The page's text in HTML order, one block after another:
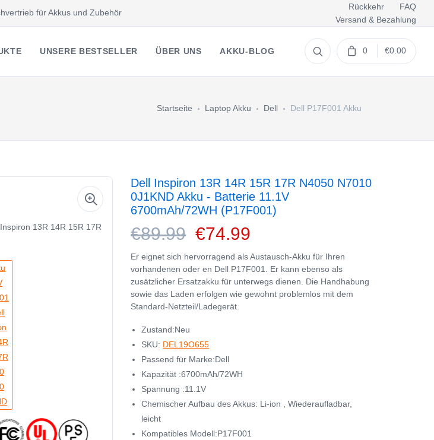
für Akkus und Zubehör
Rückkehr
FAQ
Versand & Bezahlung
UNSERE BESTSELLER ÜBER UNS AKKU-BLOG 0 €0.00
Startseite Laptop Akku Dell Dell P17F001 Akku
Dell Inspiron 13R 14R 15R 17R N4050 N7010
0J1KND Akku - Batterie 11.1V
6700mAh/72WH (P17F001)
€89.99€74.99
Er eignet sich hervorragend als Austausch-Akku für Ihren
vorhandenen oder en Dell P17F001. Er kann ebenso als
zusätzlicher Ersatzakku für unterwegs dienen. Die Handhabung
sowie das Laden erfolgen wie gewohnt problemlos mit dem
Standard-Netzteil/Ladegerät.
Zustand:Neu
SKU: DEL19O655
Passend für Marke:Dell
Kapazität :6700mAh/72WH
Spannung :11.1V
Chemischer Aufbau des Akkus: Li-ion , Wiederaufladbar,
leicht
Kompatibles Modell:P17F001